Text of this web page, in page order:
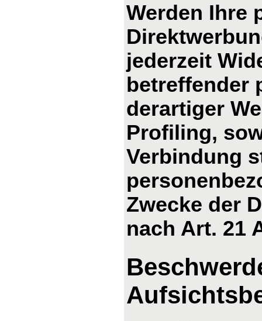
Werden Ihre
jederzeit
betreffender
derartiger
Profiling,
Verbindung
Zwecke der
nach Art. 21